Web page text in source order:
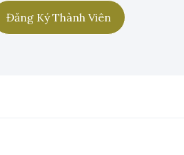
Đăng Ký Thành Viên